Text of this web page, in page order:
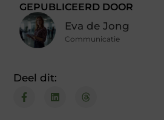
GEPUBLICEERD DOOR
Eva de Jong
Communicatie
Deel dit: